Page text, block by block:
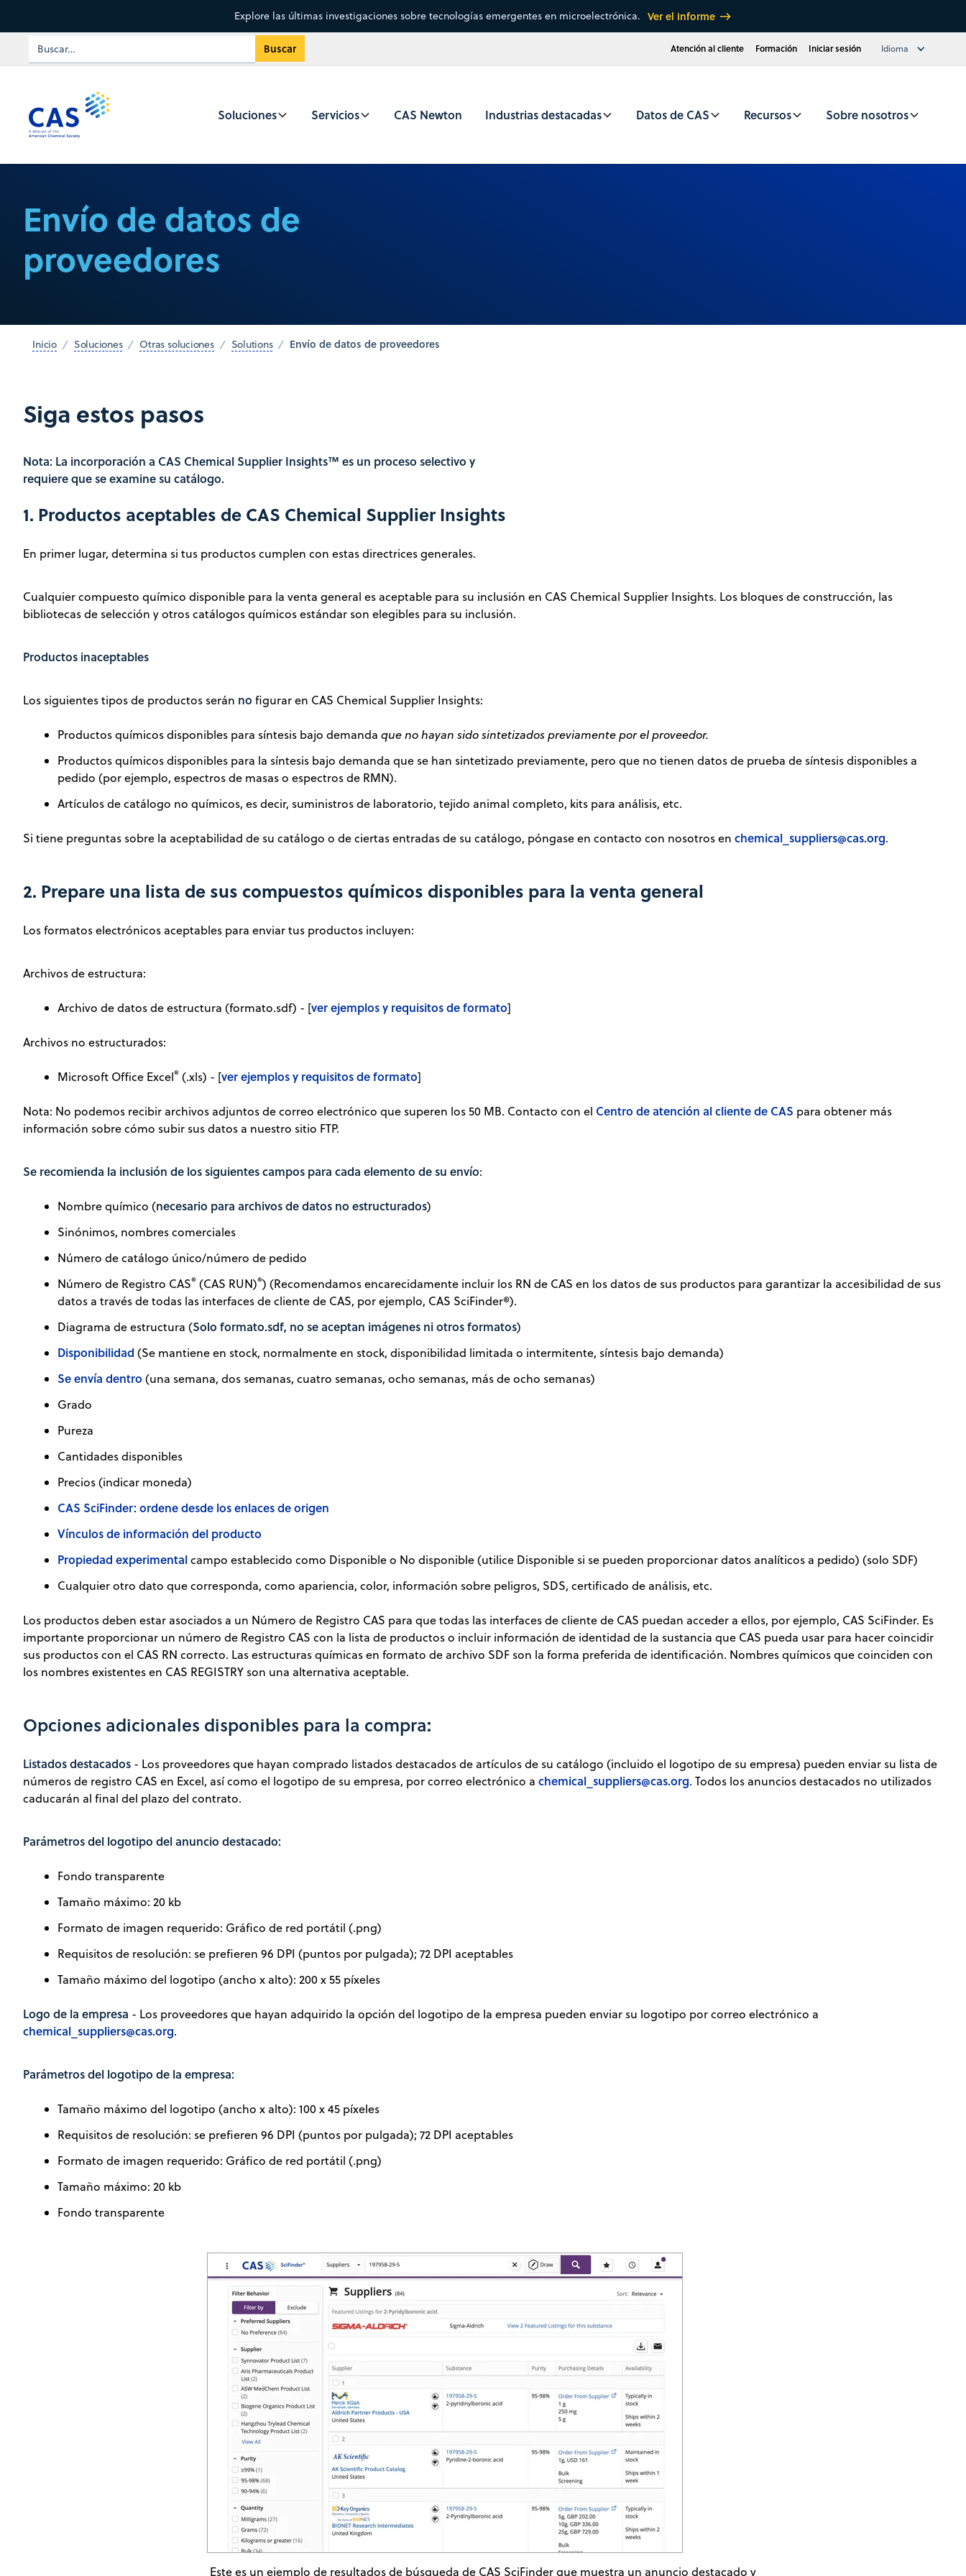
Explore las últimas investigaciones sobre tecnologías emergentes en microelectrónica. Ver el informe
Atención al cliente Formación Iniciar sesión Idioma
Soluciones Servicios CAS Newton Industrias destacadas Datos de CAS Recursos Sobre nosotros
Envío de datos de
proveedores
Inicio Soluciones Otras soluciones Solutions Envío de datos de proveedores
Siga estos pasos
Nota: La incorporación a CAS Chemical Supplier Insights™ es un proceso selectivo y
requiere que se examine su catálogo.
1. Productos aceptables de CAS Chemical Supplier Insights
En primer lugar, determina si tus productos cumplen con estas directrices generales.
Cualquier compuesto químico disponible para la venta general es aceptable para su inclusión en CAS Chemical Supplier Insights. Los bloques de construcción, las
bibliotecas de selección y otros catálogos químicos estándar son elegibles para su inclusión.
Productos inaceptables
Los siguientes tipos de productos serán no figurar en CAS Chemical Supplier Insights:
Productos químicos disponibles para síntesis bajo demanda que no hayan sido sintetizados previamente por el proveedor.
Productos químicos disponibles para la síntesis bajo demanda que se han sintetizado previamente, pero que no tienen datos de prueba de síntesis disponibles a
pedido (por ejemplo, espectros de masas o espectros de RMN).
Artículos de catálogo no químicos, es decir, suministros de laboratorio, tejido animal completo, kits para análisis, etc.
Si tiene preguntas sobre la aceptabilidad de su catálogo o de ciertas entradas de su catálogo, póngase en contacto con nosotros en chemical_suppliers@cas.org.
2. Prepare una lista de sus compuestos químicos disponibles para la venta general
Los formatos electrónicos aceptables para enviar tus productos incluyen:
Archivos de estructura:
Archivo de datos de estructura (formato.sdf) - [ver ejemplos y requisitos de formato]
Archivos no estructurados:
Microsoft Office Excel® (.xls) - [ver ejemplos y requisitos de formato]
Nota: No podemos recibir archivos adjuntos de correo electrónico que superen los 50 MB. Contacto con el Centro de atención al cliente de CAS para obtener más
información sobre cómo subir sus datos a nuestro sitio FTP.
Se recomienda la inclusión de los siguientes campos para cada elemento de su envío:
Nombre químico (necesario para archivos de datos no estructurados)
Sinónimos, nombres comerciales
Número de catálogo único/número de pedido
Número de Registro CAS® (CAS RUN)®) (Recomendamos encarecidamente incluir los RN de CAS en los datos de sus productos para garantizar la accesibilidad de sus
datos a través de todas las interfaces de cliente de CAS, por ejemplo, CAS SciFinder®).
Diagrama de estructura (Solo formato.sdf, no se aceptan imágenes ni otros formatos)
Disponibilidad (Se mantiene en stock, normalmente en stock, disponibilidad limitada o intermitente, síntesis bajo demanda)
Se envía dentro (una semana, dos semanas, cuatro semanas, ocho semanas, más de ocho semanas)
Grado
Pureza
Cantidades disponibles
Precios (indicar moneda)
CAS SciFinder: ordene desde los enlaces de origen
Vínculos de información del producto
Propiedad experimentalcampo establecido como Disponible o No disponible (utilice Disponible si se pueden proporcionar datos analíticos a pedido) (solo SDF)
Cualquier otro dato que corresponda, como apariencia, color, información sobre peligros, SDS, certificado de análisis, etc.
Los productos deben estar asociados a un Número de Registro CAS para que todas las interfaces de cliente de CAS puedan acceder a ellos, por ejemplo, CAS SciFinder. Es
importante proporcionar un número de Registro CAS con la lista de productos o incluir información de identidad de la sustancia que CAS pueda usar para hacer coincidir
sus productos con el CAS RN correcto. Las estructuras químicas en formato de archivo SDF son la forma preferida de identificación. Nombres químicos que coinciden con
los nombres existentes en CAS REGISTRY son una alternativa aceptable.
Opciones adicionales disponibles para la compra:
Listados destacados - Los proveedores que hayan comprado listados destacados de artículos de su catálogo (incluido el logotipo de su empresa) pueden enviar su lista de
números de registro CAS en Excel, así como el logotipo de su empresa, por correo electrónico a chemical_suppliers@cas.org. Todos los anuncios destacados no utilizados
caducarán al final del plazo del contrato.
Parámetros del logotipo del anuncio destacado:
Fondo transparente
Tamaño máximo: 20 kb
Formato de imagen requerido: Gráfico de red portátil (.png)
Requisitos de resolución: se prefieren 96 DPI (puntos por pulgada); 72 DPI aceptables
Tamaño máximo del logotipo (ancho x alto): 200 x 55 píxeles
Logo de la empresa - Los proveedores que hayan adquirido la opción del logotipo de la empresa pueden enviar su logotipo por correo electrónico a
chemical_suppliers@cas.org.
Parámetros del logotipo de la empresa:
Tamaño máximo del logotipo (ancho x alto): 100 x 45 píxeles
Requisitos de resolución: se prefieren 96 DPI (puntos por pulgada); 72 DPI aceptables
Formato de imagen requerido: Gráfico de red portátil (.png)
Tamaño máximo: 20 kb
Fondo transparente
Este es un ejemplo de resultados de búsqueda de CAS SciFinder que muestra un anuncio destacado y